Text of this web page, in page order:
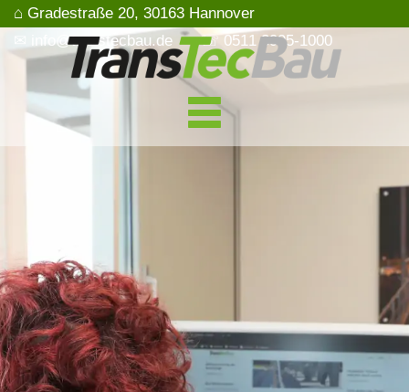
⌂ Gradestraße 20, 30163 Hannover
✉ info@transtecbau.de
☏ 0511 3995-1000